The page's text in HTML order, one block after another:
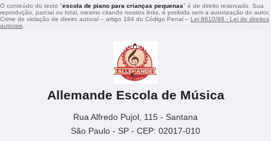
O conteúdo do texto "escola de piano para crianças pequenas" é de direito reservado. Sua
reprodução, parcial ou total, mesmo citando nossos links, é proibida sem a autorização do autor.
Crime de violação de direito autoral – artigo 184 do Código Penal – Lei 9610/98 - Lei de direitos
autorais
Allemande Escola de Música
Rua Alfredo Pujol, 115 - Santana
São Paulo - SP - CEP: 02017-010